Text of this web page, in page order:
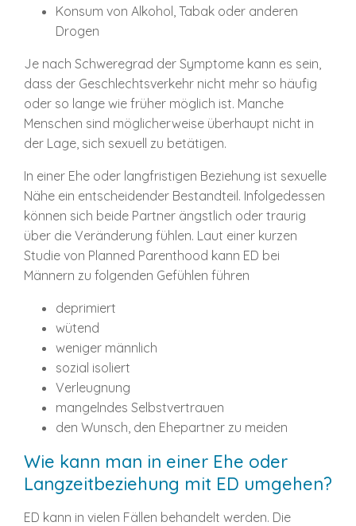
Konsum von Alkohol, Tabak oder anderen
Drogen
Je nach Schweregrad der Symptome kann es sein,
dass der Geschlechtsverkehr nicht mehr so häufig
oder so lange wie früher möglich ist. Manche
Menschen sind möglicherweise überhaupt nicht in
der Lage, sich sexuell zu betätigen.
In einer Ehe oder langfristigen Beziehung ist sexuelle
Nähe ein entscheidender Bestandteil. Infolgedessen
können sich beide Partner ängstlich oder traurig
über die Veränderung fühlen. Laut einer kurzen
Studie von Planned Parenthood kann ED bei
Männern zu folgenden Gefühlen führen
deprimiert
wütend
weniger männlich
sozial isoliert
Verleugnung
mangelndes Selbstvertrauen
den Wunsch, den Ehepartner zu meiden
Wie kann man in einer Ehe oder
Langzeitbeziehung mit ED umgehen?
ED kann in vielen Fällen behandelt werden. Die